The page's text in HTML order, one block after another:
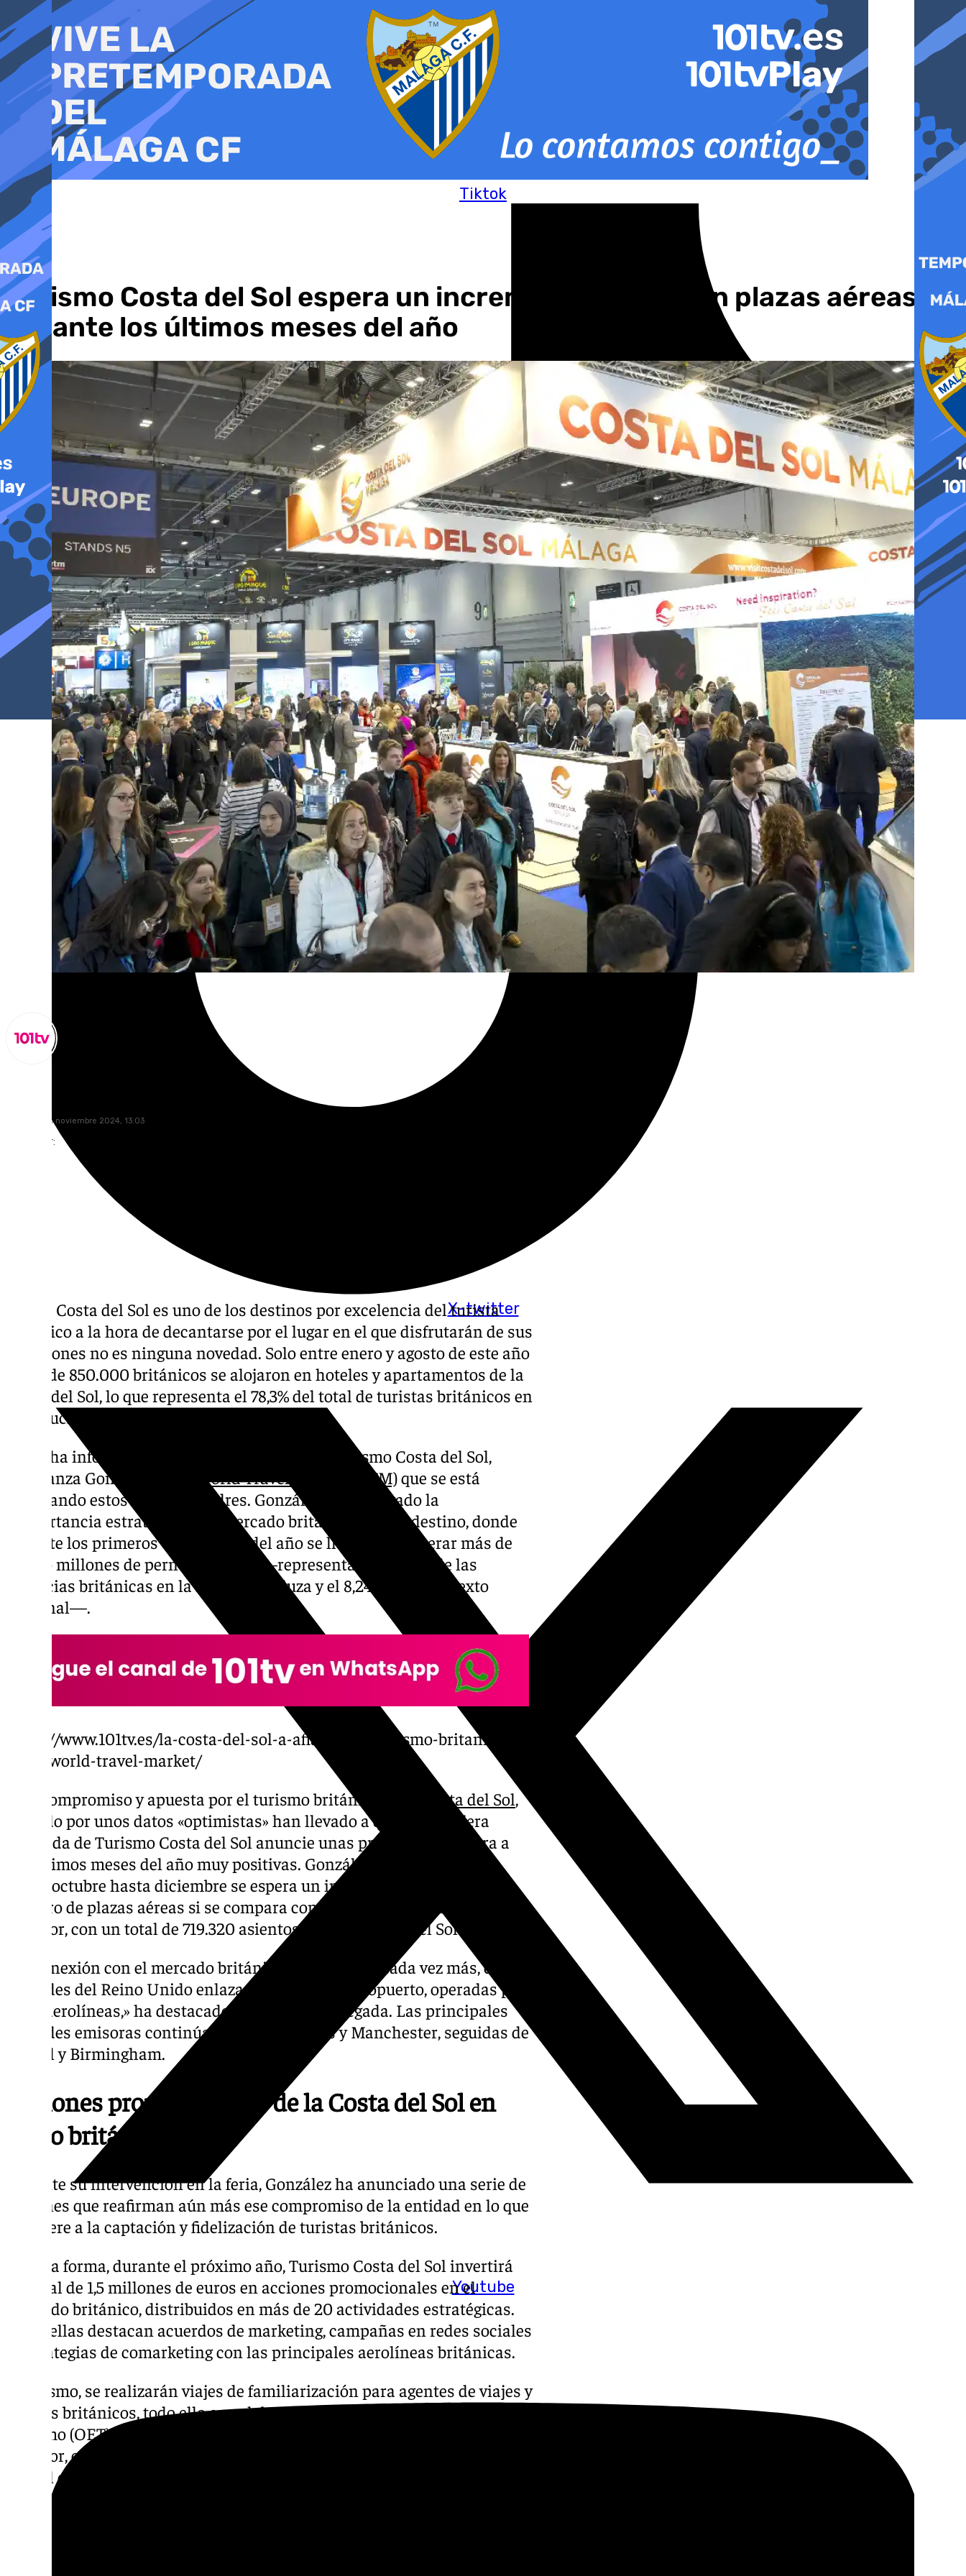
al
contenido
Tiktok
X-twitter
Youtube
Turismo Costa del Sol espera un incremento del 11% en plazas aéreas
durante los últimos meses del año
miércoles, 6 noviembre 2024, 13:03
Compartir:
Que la Costa del Sol es uno de los destinos por excelencia del turista
británico a la hora de decantarse por el lugar en el que disfrutarán de sus
vacaciones no es ninguna novedad. Solo entre enero y agosto de este año
cerca de 850.000 británicos se alojaron en hoteles y apartamentos de la
Costa del Sol, lo que representa el 78,3% del total de turistas británicos en
Andalucía y un 9% del total a nivel nacional.
Así lo ha informado la consejera delegada de Turismo Costa del Sol,
Esperanza González, en la
World Travel Market (WTM)que se está
celebrando estos días en Londres. González ha subrayado la
«importancia estratégica» del mercado británico para el destino, donde
durante los primeros ocho meses del año se llegaron a generar más de
cuatro millones de pernoctaciones —representando el 76% de las
estancias británicas en la región andaluza y el 8,24% en el contexto
nacional—.
https://www.101tv.es/la-costa-del-sol-a-afianzar-el-turismo-britanico-
en-la-world-travel-market/
Este compromiso y apuesta por el turismo británico en la
Costa del Sol,
avalado por unos datos «optimistas» han llevado a que la consejera
delegada de Turismo Costa del Sol anuncie unas previsiones de cara a
los últimos meses del año muy positivas. González ha explicado que
desde octubre hasta diciembre se espera un incremento del 11,1% en el
número de plazas aéreas si se compara con el mismo periodo del año
anterior, con un total de 719.320 asientos hacia la Costa del Sol.
«La conexión con el mercado británico se consolida cada vez más, con 16
ciudades del Reino Unido enlazadas a nuestro aeropuerto, operadas por
ocho aerolíneas,» ha destacado la consejera delegada. Las principales
ciudades emisoras continúan siendo Londres y Manchester, seguidas de
Bristol y Birmingham.
Acciones promocionales de la Costa del Sol en
suelo británico
Durante su intervención en la feria, González ha anunciado una serie de
acciones que reafirman aún más ese compromiso de la entidad en lo que
se refiere a la captación y fidelización de turistas británicos.
De esta forma, durante el próximo año, Turismo Costa del Sol invertirá
un total de 1,5 millones de euros en acciones promocionales en el
mercado británico, distribuidos en más de 20 actividades estratégicas.
Entre ellas destacan acuerdos de marketing, campañas en redes sociales
y estrategias de comarketing con las principales aerolíneas británicas.
Asimismo, se realizarán viajes de familiarización para agentes de viajes y
medios británicos, todo ello en colaboración con la Oficina Española de
Turismo (OET) en Londres, la Consejería de Turismo y Andalucía
Exterior, con el objetivo fundamental de consolidar la imagen de la Costa
del Sol como destino turístico de referencia.